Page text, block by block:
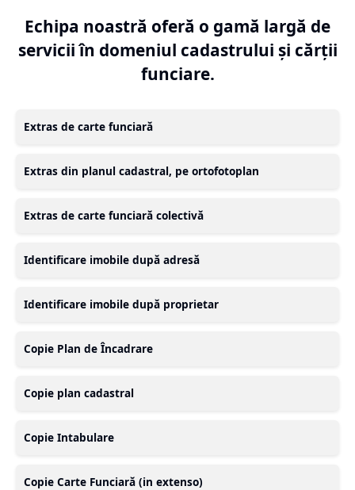
Echipa noastră oferă o gamă largă de
servicii în domeniul cadastrului și cărții
funciare.
Extras de carte funciară
Extras din planul cadastral, pe ortofotoplan
Extras de carte funciară colectivă
Identificare imobile după adresă
Identificare imobile după proprietar
Copie Plan de Încadrare
Copie plan cadastral
Copie Intabulare
Copie Carte Funciară (in extenso)